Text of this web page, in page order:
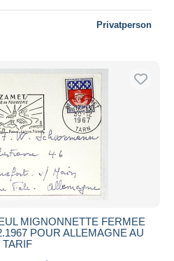
Privatperson
MIGNONNETTE FERMEE
POUR ALLEMAGNE AU
TARIF